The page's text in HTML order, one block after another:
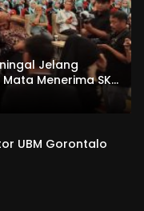
Jelang
Menerima SKL
UBM Gorontalo